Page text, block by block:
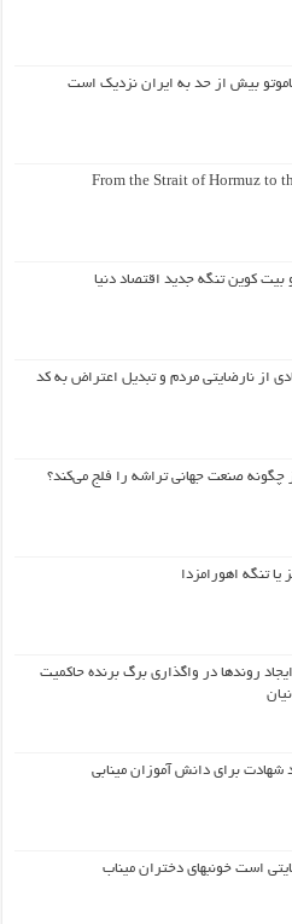
بیش از حد به ایران نزدیک است
From the Strait of Hormuz to
بیت کوین تنگه جدید اقتصاد دنیا
از نارضایتی مردم و تبدیل اعتراض به کد
چگونه صنعت جهانی تراشه را فلج می‌کند؟
یا تنگه اهورامزدا
روندها در واگذاری برگ برنده حاکمیت
برای دانش آموزان مینابی
است خونبهای دختران میناب